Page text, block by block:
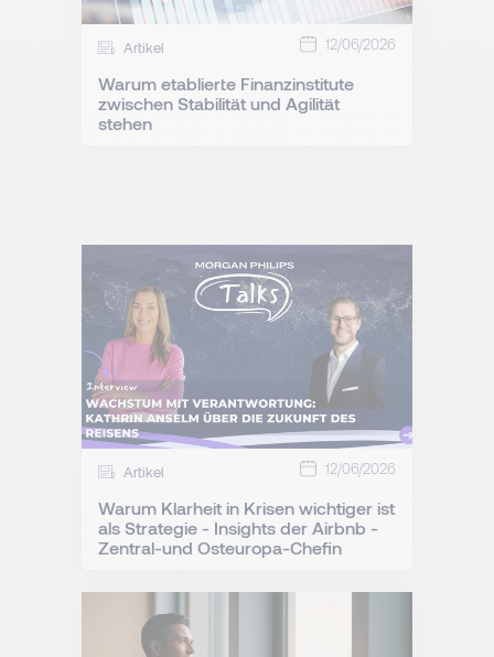
Artikel 12/06/2026
Warum etablierte Finanzinstitute
zwischen Stabilität und Agilität
stehen
Artikel 12/06/2026
Warum Klarheit in Krisen wichtiger ist
als Strategie - Insights der Airbnb -
Zentral-und Osteuropa-Chefin